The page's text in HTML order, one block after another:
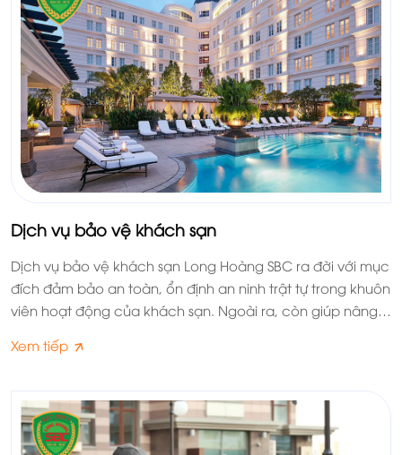
Dịch vụ bảo vệ khách sạn
Dịch vụ bảo vệ khách sạn Long Hoàng SBC ra đời với mục
đích đảm bảo an toàn, ổn định an ninh trật tự trong khuôn
viên hoạt động của khách sạn. Ngoài ra, còn giúp nâng
tất cả mọi khách hàng.
Xem tiếp